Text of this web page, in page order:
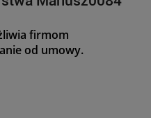
firmom
od umowy.